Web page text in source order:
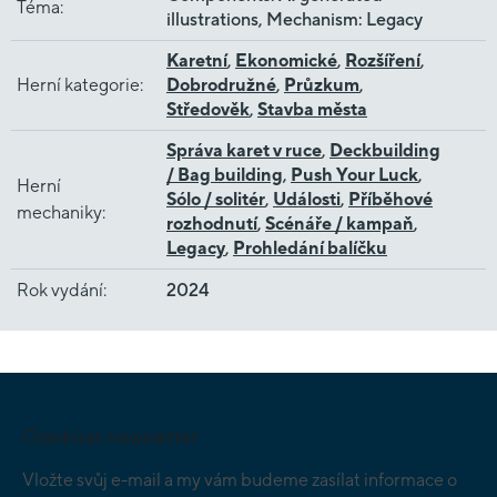
Téma:
illustrations, Mechanism: Legacy
Herní kategorie:
Karetní, Ekonomické, Rozšíření,
Dobrodružné, Průzkum,
Středověk, Stavba města
Herní
mechaniky:
Správa karet v ruce, Deckbuilding
/ Bag building, Push Your Luck,
Sólo / solitér, Události, Příběhové
rozhodnutí, Scénáře / kampaň,
Legacy, Prohledání balíčku
Rok vydání: 2024
Odebírat newsletter
Vložte svůj e-mail a my vám budeme zasílat informace o